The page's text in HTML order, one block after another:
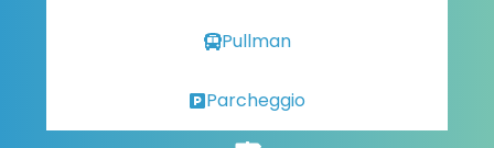
Pullman
Parcheggio